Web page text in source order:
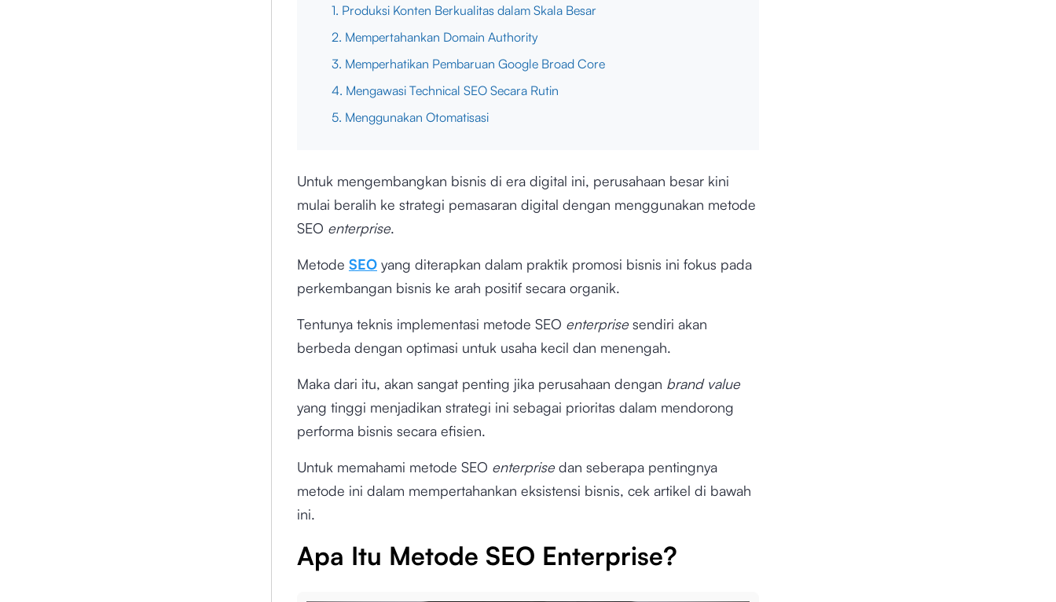
1. Produksi Konten Berkualitas dalam Skala Besar
2. Mempertahankan Domain Authority
3. Memperhatikan Pembaruan Google Broad Core
4. Mengawasi Technical SEO Secara Rutin
5. Menggunakan Otomatisasi
Untuk mengembangkan bisnis di era digital ini, perusahaan besar kini
mulai beralih ke strategi pemasaran digital dengan menggunakan metode
SEO enterprise.
Metode SEOyang diterapkan dalam praktik promosi bisnis ini fokus pada
perkembangan bisnis ke arah positif secara organik.
Tentunya teknis implementasi metode SEO enterprisesendiri akan
berbeda dengan optimasi untuk usaha kecil dan menengah.
Maka dari itu, akan sangat penting jika perusahaan dengan brand value
yang tinggi menjadikan strategi ini sebagai prioritas dalam mendorong
performa bisnis secara efisien.
Untuk memahami metode SEO enterprisedan seberapa pentingnya
metode ini dalam mempertahankan eksistensi bisnis, cek artikel di bawah
ini.
Apa Itu Metode SEO Enterprise?